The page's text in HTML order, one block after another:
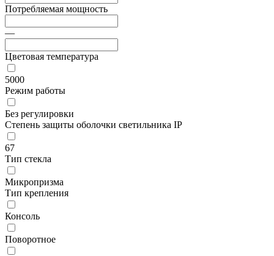
Потребляемая мощность
—
Цветовая температура
5000
Режим работы
Без регулировки
Степень защиты оболочки светильника IP
67
Тип стекла
Микропризма
Тип крепления
Консоль
Поворотное